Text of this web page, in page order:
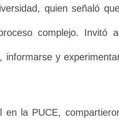
quien señaló
complejo. Invitó
informarse y
en la PUCE,